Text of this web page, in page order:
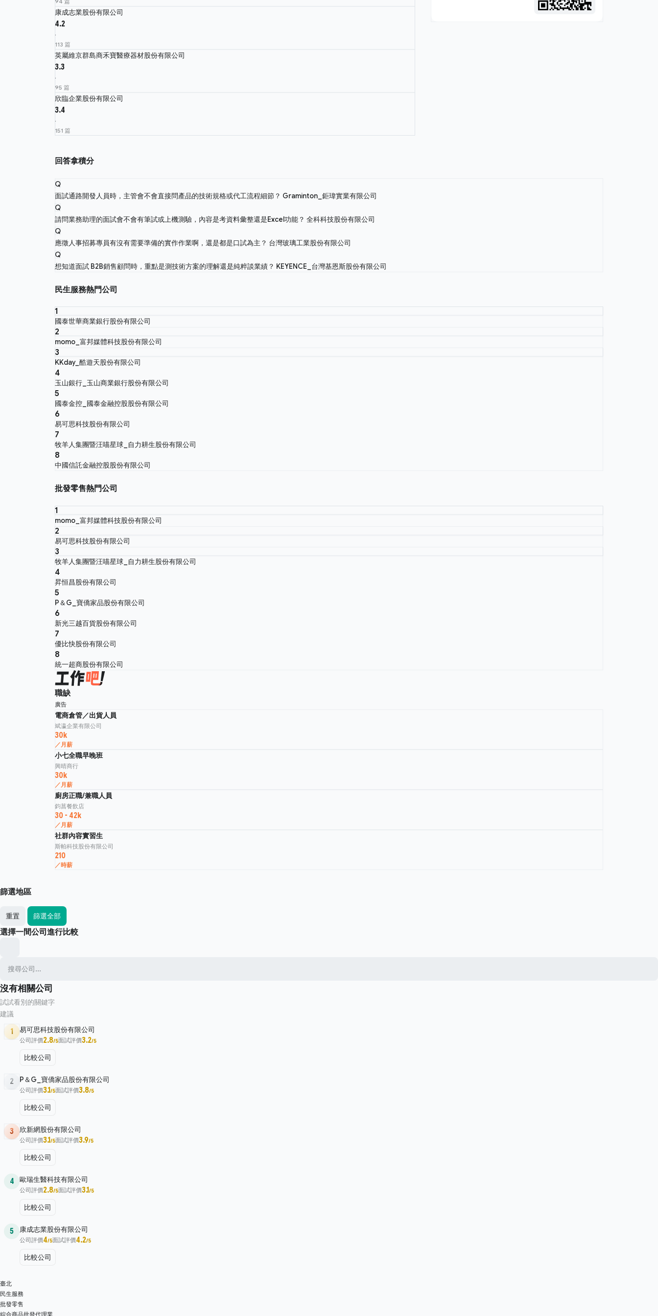
康成志業股份有限公司
4.2
·
113 篇
英屬維京群島商禾寶醫療器材股份有限公司
3.3
·
95 篇
欣臨企業股份有限公司
3.4
·
151 篇
回答拿積分
Q
面試通路開發人員時，主管會不會直接問產品的技術規格或代工流程細節？ Graminton_鉅瑋實業有限公司
Q
請問業務助理的面試會不會有筆試或上機測驗，內容是考資料彙整還是Excel功能？ 全科科技股份有限公司
Q
應徵人事招募專員有沒有需要準備的實作作業啊，還是都是口試為主？ 台灣玻璃工業股份有限公司
Q
想知道面試 B2B銷售顧問時，重點是測技術方案的理解還是純粹談業績？ KEYENCE_台灣基恩斯股份有限公司
民生服務熱門公司
1
國泰世華商業銀行股份有限公司
2
momo_富邦媒體科技股份有限公司
3
KKday_酷遊天股份有限公司
4
玉山銀行_玉山商業銀行股份有限公司
5
國泰金控_國泰金融控股股份有限公司
6
易可思科技股份有限公司
7
牧羊人集團暨汪喵星球_自力耕生股份有限公司
8
中國信託金融控股股份有限公司
批發零售熱門公司
1
momo_富邦媒體科技股份有限公司
2
易可思科技股份有限公司
3
牧羊人集團暨汪喵星球_自力耕生股份有限公司
4
昇恒昌股份有限公司
5
P＆G_寶僑家品股份有限公司
6
新光三越百貨股份有限公司
7
優比快股份有限公司
8
統一超商股份有限公司
職缺
廣告
電商倉管／出貨人員
斌瀛企業有限公司
30k
／月薪
小七全職早晚班
興晴商行
30k
／月薪
廚房正職/兼職人員
鈞菖餐飲店
30 - 42k
／月薪
社群內容實習生
斯帕科技股份有限公司
210
／時薪
篩選地區
重置 篩選全部
選擇一間公司進行比較
沒有相關公司
試試看別的關鍵字
建議
1 易可思科技股份有限公司
公司評價2.8/5面試評價3.2/5
比較公司
2 P＆G_寶僑家品股份有限公司
公司評價3.1/5面試評價3.8/5
比較公司
3 欣新網股份有限公司
公司評價3.1/5面試評價3.9/5
比較公司
4 歐瑞生醫科技有限公司
公司評價2.8/5面試評價3.1/5
比較公司
5 康成志業股份有限公司
公司評價4/5面試評價4.2/5
比較公司
臺北
民生服務
批發零售
綜合商品批發代理業